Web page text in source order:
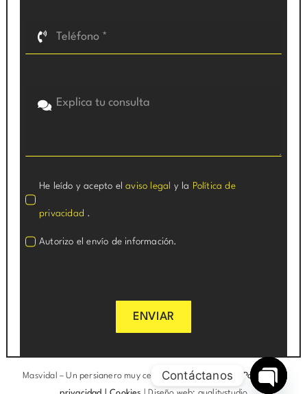
He leído y acepto elaviso legal y la Política de
privacidad .
Autorizo el envío de información.
ENVIAR
Masvidal –Un persianero muy cerca de ti|Aviso legal
Política de
Contáctanos